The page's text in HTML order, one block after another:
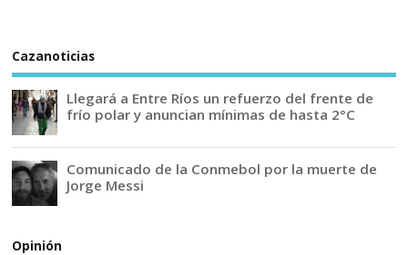
Cazanoticias
Llegará a Entre Ríos un refuerzo del frente de
frío polar y anuncian mínimas de hasta 2°C
Comunicado de la Conmebol por la muerte de
Jorge Messi
Opinión